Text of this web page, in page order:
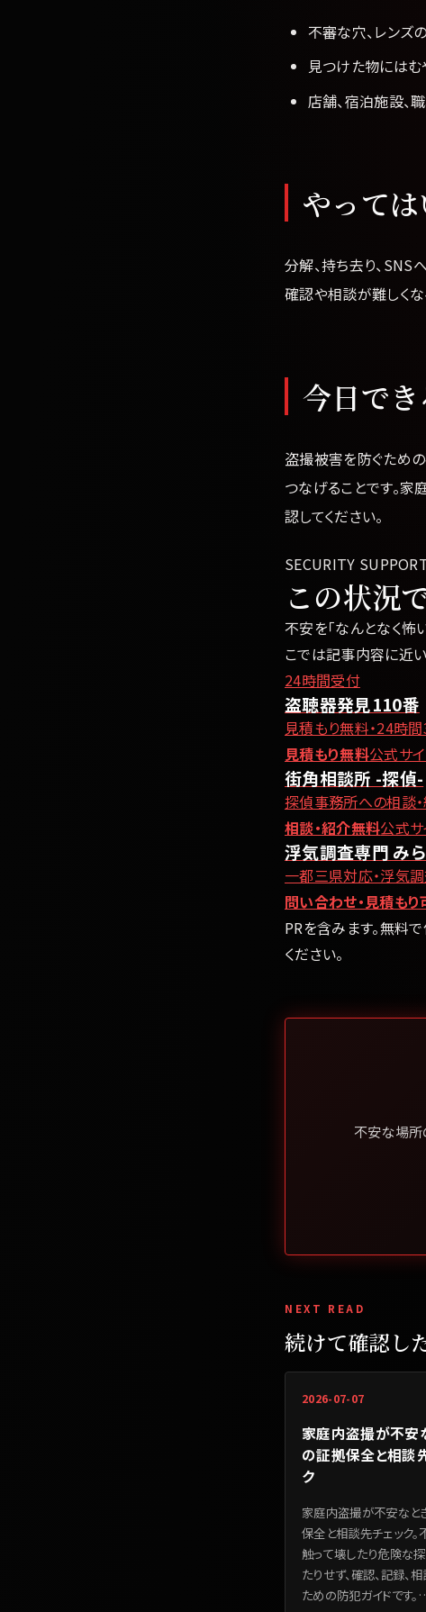
不審な穴、レンズ
見つけた物にはむ
店舗、宿泊施設、
やって
分解、持ち去り、SNS
確認や相談が難しくな
今日で
盗撮被害を防ぐため
つなげることです。
認してください。
SECURITY
この状況
不安を「なんとなく怖
こでは記事内容に近
24時間受付
盗聴器発見110番
見積もり無料・24時
見積もり無料公式サ
街角相談所 -探偵-
探偵事務所への相談
相談・紹介無料公式サ
浮気調査専門 み
一都三県対応・浮気
問い合わせ・見積もり
PRを含みます。無料
ください。
不安な場所
NEXT READ
続けて確認し
2026-07-07
家庭内盗撮が不安
の証拠保全と相談
ク
家庭内盗撮が不安なと
保全と相談先チェック。
触って壊したり危険な
たりせず、確認、記録、
ための防犯ガイドです。